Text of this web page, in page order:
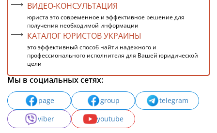
ВИДЕО-КОНСУЛЬТАЦИЯ
юриста это современное и эффективное решение для
получения необходимой информации
КАТАЛОГ ЮРИСТОВ УКРАИНЫ
это эффективный способ найти надежного и
профессионального исполнителя для Вашей юридической
цели
Мы в социальных сетях:
page group
telegram
viber
youtube